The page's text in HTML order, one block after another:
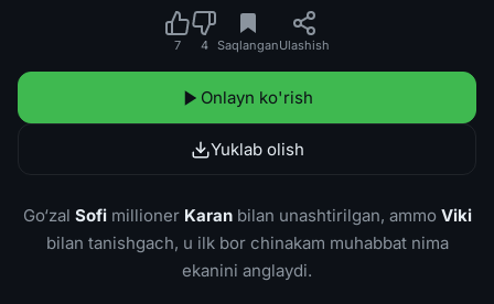
7 4 SaqlanganUlashish
Onlayn ko'rish
Yuklab olish
Go‘zal Sofimillioner Karanbilan unashtirilgan, ammo Viki
bilan tanishgach, u ilk bor chinakam muhabbat nima
ekanini anglaydi.